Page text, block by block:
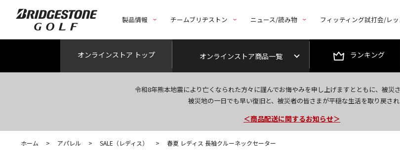
製品情報 チームブリヂストン ニュース/読み物 フィッティング試打会/レ
オンラインストア トップ オンラインストア商品一覧 ランキング
令和8年熊本地震により亡くなられた方々に謹んでお悔やみを申し上げますとともに、被災
被災地の一日でも早い復旧と、被災者の皆さまが平穏な生活を取り戻され
今なら新規会員登録で1,000円OFFクーポンプレ
＜商品配送に関するお知らせ＞
＜夏季休暇中のご注文・発送・お問い合わせ＞
ホーム > アパレル > SALE（レディス） > 春夏 レディス 長袖クルーネックセーター